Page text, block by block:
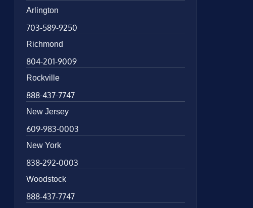
Arlington
703-589-9250
Richmond
804-201-9009
Rockville
888-437-7747
New Jersey
609-983-0003
New York
838-292-0003
Woodstock
888-437-7747